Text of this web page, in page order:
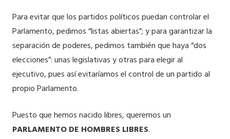
Para evitar que los partidos políticos puedan controlar el
Parlamento, pedimos “listas abiertas”; y para garantizar la
separación de poderes, pedimos también que haya “dos
elecciones”: unas legislativas y otras para elegir al
ejecutivo, pues así evitaríamos el control de un partido al
propio Parlamento.
Puesto que hemos nacido libres, queremos un
PARLAMENTO DE HOMBRES LIBRES.